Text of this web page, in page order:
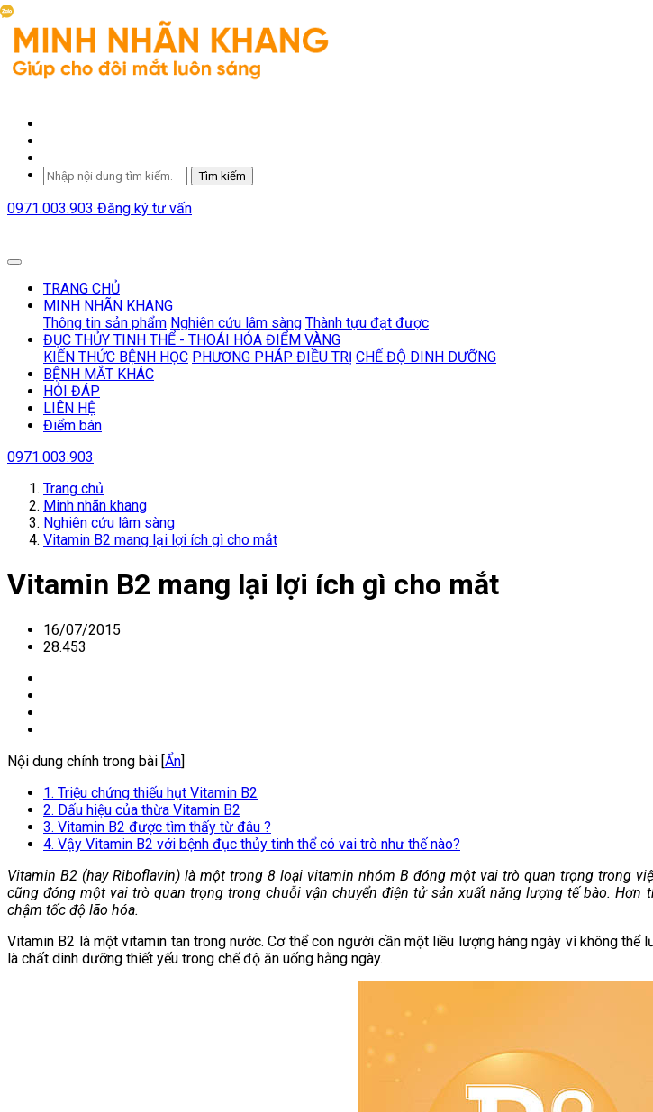
Tìm kiếm
0971.003.903 Đăng ký tư vấn
TRANG CHỦ
MINH NHÃN KHANG
Thông tin sản phẩm Nghiên cứu lâm sàng Thành tựu đạt được
ĐỤC THỦY TINH THỂ - THOÁI HÓA ĐIỂM VÀNG
KIẾN THỨC BỆNH HỌC PHƯƠNG PHÁP ĐIỀU TRỊ CHẾ ĐỘ DINH DƯỠNG
BỆNH MẮT KHÁC
HỎI ĐÁP
LIÊN HỆ
Điểm bán
0971.003.903
Trang chủ
Minh nhãn khang
Nghiên cứu lâm sàng
Vitamin B2 mang lại lợi ích gì cho mắt
Vitamin B2 mang lại lợi ích gì cho mắt
16/07/2015
28.453
Nội dung chính trong bài [Ẩn]
1. Triệu chứng thiếu hụt Vitamin B2
2. Dấu hiệu của thừa Vitamin B2
3. Vitamin B2 được tìm thấy từ đâu ?
4. Vậy Vitamin B2 với bệnh đục thủy tinh thể có vai trò như thế nào?
Vitamin B2 (hay Riboflavin) là một trong 8 loại vitamin nhóm B đóng một vai trò quan trọng trong
cũng đóng một vai trò quan trọng trong chuỗi vận chuyển điện tử sản xuất năng lượng tế bào.
chậm tốc độ lão hóa.
Vitamin B2 là một vitamin tan trong nước. Cơ thể con người cần một liều lượng hàng ngày vì không
là chất dinh dưỡng thiết yếu trong chế độ ăn uống hằng ngày.